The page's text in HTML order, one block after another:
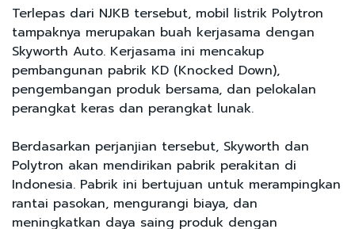
Terlepas dari NJKB tersebut, mobil listrik Polytron
tampaknya merupakan buah kerjasama dengan
Skyworth Auto. Kerjasama ini mencakup
pembangunan pabrik KD (Knocked Down),
pengembangan produk bersama, dan pelokalan
perangkat keras dan perangkat lunak.
Berdasarkan perjanjian tersebut, Skyworth dan
Polytron akan mendirikan pabrik perakitan di
Indonesia. Pabrik ini bertujuan untuk merampingkan
rantai pasokan, mengurangi biaya, dan
meningkatkan daya saing produk dengan